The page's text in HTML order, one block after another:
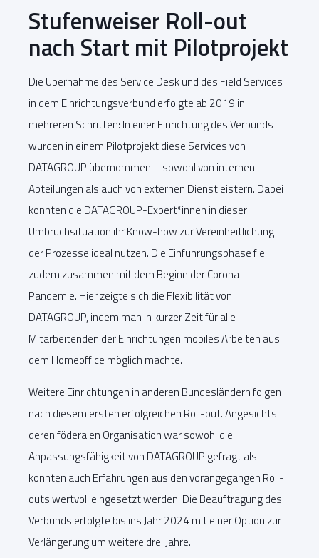
Stufenweiser Roll-out
nach Start mit Pilotprojekt
Die Übernahme des Service Desk und des Field Services
in dem Einrichtungsverbund erfolgte ab 2019 in
mehreren Schritten: In einer Einrichtung des Verbunds
wurden in einem Pilotprojekt diese Services von
DATAGROUP übernommen – sowohl von internen
Abteilungen als auch von externen Dienstleistern. Dabei
konnten die DATAGROUP-Expert*innen in dieser
Umbruchsituation ihr Know-how zur Vereinheitlichung
der Prozesse ideal nutzen. Die Einführungsphase fiel
zudem zusammen mit dem Beginn der Corona-
Pandemie. Hier zeigte sich die Flexibilität von
DATAGROUP, indem man in kurzer Zeit für alle
Mitarbeitenden der Einrichtungen mobiles Arbeiten aus
dem Homeoffice möglich machte.
Weitere Einrichtungen in anderen Bundesländern folgen
nach diesem ersten erfolgreichen Roll-out. Angesichts
deren föderalen Organisation war sowohl die
Anpassungsfähigkeit von DATAGROUP gefragt als
konnten auch Erfahrungen aus den vorangegangen Roll-
outs wertvoll eingesetzt werden. Die Beauftragung des
Verbunds erfolgte bis ins Jahr 2024 mit einer Option zur
Verlängerung um weitere drei Jahre.